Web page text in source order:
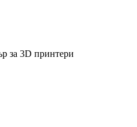
за 3D принтери